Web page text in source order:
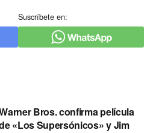
Suscríbete en:
Bros. confirma película
«Los Supersónicos» y Jim